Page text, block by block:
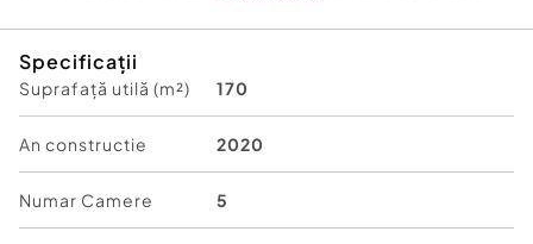
proprie pe gaz cu calorifere, iar utilitățile (curent
electric, apă, canalizare) sunt complet racordate.
Finisajele sunt complete, iar construcția din
cărămidă oferă durabilitate și confort termic. Pe
un teren de 300 mp, proprietatea beneficiază de
o parcare proprie, oferind locatarilor un mediu
liniștit și practic, perfect adaptat nevoilor zilnice.
Specificații
Suprafață utilă (m²) 170
An constructie 2020
Numar Camere 5